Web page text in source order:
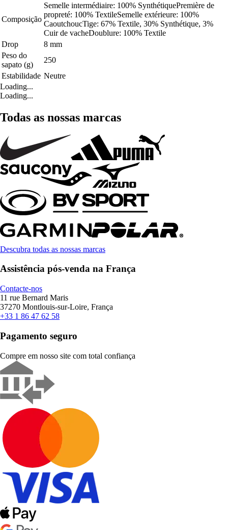
Composição
Semelle intermédiaire: 100% SynthétiquePremière de
propreté: 100% TextileSemelle extérieure: 100%
CaoutchoucTige: 67% Textile, 30% Synthétique, 3%
Cuir de vacheDoublure: 100% Textile
Drop
8 mm
Peso do
sapato (g)
250
Estabilidade Neutre
Loading...
Loading...
Todas as nossas marcas
Descubra todas as nossas marcas
Assistência pós-venda na França
Contacte-nos
11 rue Bernard Maris
37270 Montlouis-sur-Loire, França
+33 1 86 47 62 58
Pagamento seguro
Compre em nosso site com total confiança